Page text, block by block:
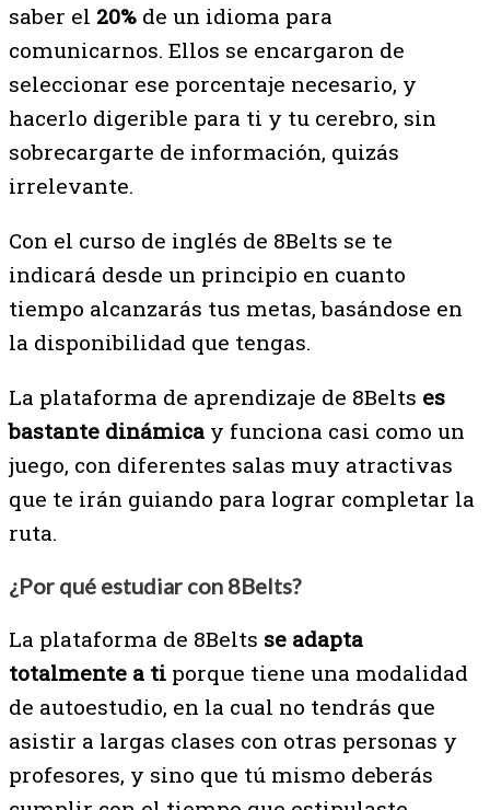
saber el 20% de un idioma para
comunicarnos. Ellos se encargaron de
seleccionar ese porcentaje necesario, y
hacerlo digerible para ti y tu cerebro, sin
sobrecargarte de información, quizás
irrelevante.
Con el curso de inglés de 8Belts se te
indicará desde un principio en cuanto
tiempo alcanzarás tus metas, basándose en
la disponibilidad que tengas.
La plataforma de aprendizaje de 8Belts es
bastante dinámica y funciona casi como un
juego, con diferentes salas muy atractivas
que te irán guiando para lograr completar la
ruta.
¿Por qué estudiar con 8Belts?
La plataforma de 8Belts se adapta
totalmente a ti porque tiene una modalidad
de autoestudio, en la cual no tendrás que
asistir a largas clases con otras personas y
profesores, y sino que tú mismo deberás